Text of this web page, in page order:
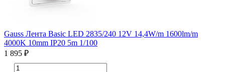
Gauss Лента Basic LED 2835/240 12V 14,4W/m 1600lm/m
4000K 10mm IP20 5m 1/100
1 895 ₽